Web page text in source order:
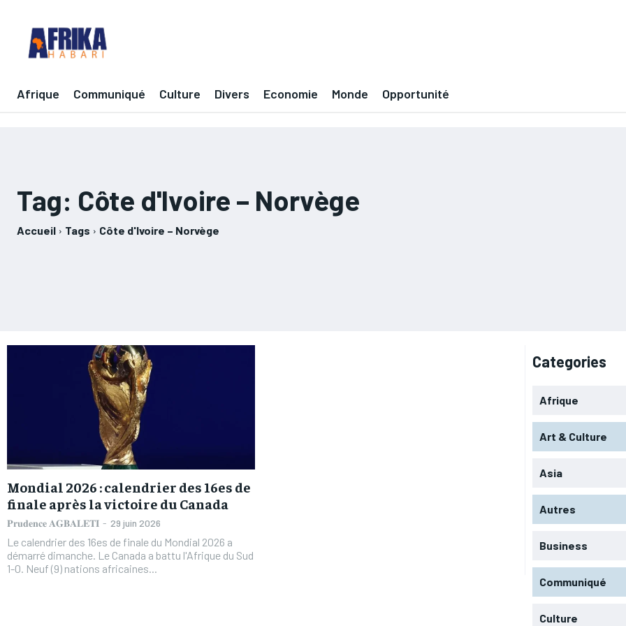
Afrique Communiqué Culture Divers Economie Monde Opportunité
Tag: Côte d'Ivoire – Norvège
Accueil Tags Côte d'Ivoire – Norvège
Mondial 2026 : calendrier des 16es de
finale après la victoire du Canada
𝐏𝐫𝐮𝐝𝐞𝐧𝐜𝐞 𝐀𝐆𝐁𝐀𝐋𝐄𝐓𝐈 - 29 juin 2026
Le calendrier des 16es de finale du Mondial 2026 a
démarré dimanche. Le Canada a battu l'Afrique du Sud
1-0. Neuf (9) nations africaines...
Categories
Afrique
Art & Culture
Asia
Autres
Business
Communiqué
Culture